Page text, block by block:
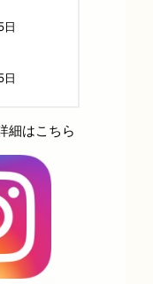
細はこちら